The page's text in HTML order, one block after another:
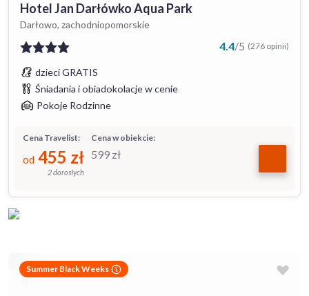
Hotel Jan Darłówko Aqua Park
Darłowo, zachodniopomorskie
4.4/5 (276 opinii)
dzieci GRATIS
Śniadania i obiadokolacje w cenie
Pokoje Rodzinne
Cena w obiekcie:
599 zł
Cena Travelist:
od 455 zł
2 dorosłych
Summer Black Weeks